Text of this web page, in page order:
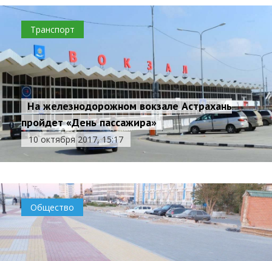
Транспорт
На железнодорожном вокзале Астрахань
пройдет «День пассажира»
10 октября 2017, 15:17
Общество